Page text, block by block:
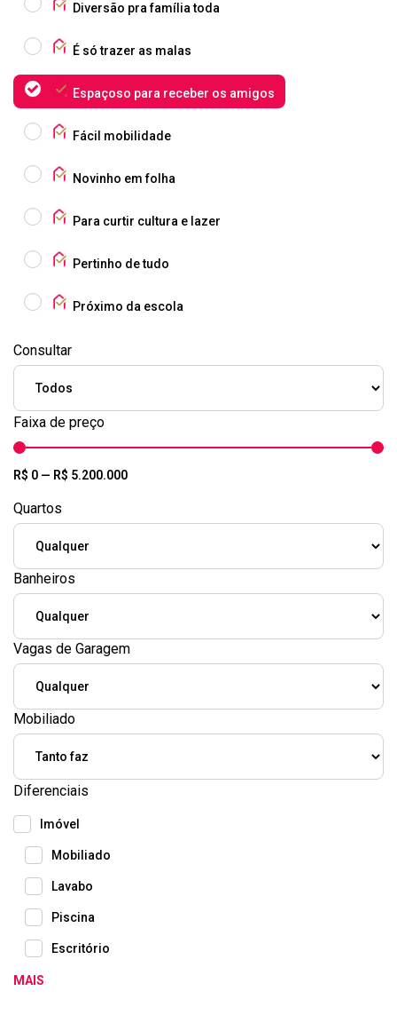
Diversão pra família toda
É só trazer as malas
Espaçoso para receber os amigos
Fácil mobilidade
Novinho em folha
Para curtir cultura e lazer
Pertinho de tudo
Próximo da escola
Consultar
Faixa de preço
R$ 0 — R$ 5.200.000
Quartos
Banheiros
Vagas de Garagem
Mobiliado
Diferenciais
Imóvel
Mobiliado
Lavabo
Piscina
Escritório
MAIS